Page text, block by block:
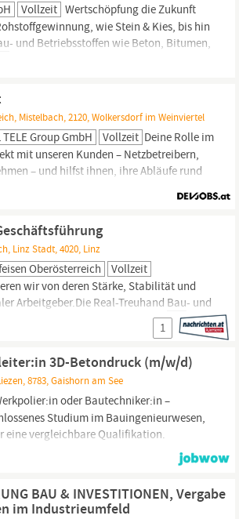
Vollzeit Wertschöpfung die Zukunft
wie Stein & Kies, bis hin
- und Betriebsstoffen wie Beton, Bitumen,
nachhaltigen Materialinnovationen.
Dienstleistungen wie Fugen, Fräsen und
Bereichen Energie und Digitalisierung
Mistelbach, 2120, Wolkersdorf im Weinviertel
TELE Group GmbH Vollzeit Deine Rolle im
mit unseren Kunden – Netzbetreibern,
– und hilfst ihnen, ihre Abläufe rund
Du analysierst gemeinsam mit dem
Linz Stadt, 4020, Linz
Oberösterreich
Vollzeit
wir von deren Stärke, Stabilität und
Arbeitgeber.Die Real-Treuhand Bau- und
hat sich auf den Betrieb und die
Gewerbeimmobilien, Parkgaragen,
spezialisiert. DIESE AUFGABEN
der Geschäftsleitung...
1
3D-Betondruck (m/w/d)
8783, Gaishorn am See
oder Bautechniker:in –
Studium im Bauingenieurwesen,
eine vergleichbare Qualifikation.
deine Begeisterung für den Rohbau und
Erfahrung in der Bauführung
BAU & INVESTITIONEN, Vergabe
im Industrieumfeld